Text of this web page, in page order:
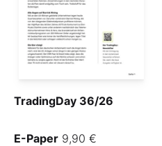
TradingDay 36/26
E-Paper 9,90 €